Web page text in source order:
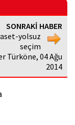
SONRAKİ HABER
yolsuz
seçim
Türköne, 04 Ağu
2014